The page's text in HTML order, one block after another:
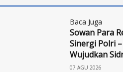
Baca Juga
Sowan Para
Sinergi Polri
Wujudkan
07 AGU 2026